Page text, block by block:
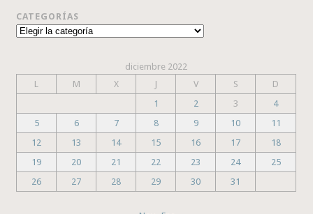
CATEGORÍAS
Categorías
diciembre 2022
L
M X J V S
D
1
2 3
4
5
6 7 8 9 10
11
12
13 14 15 16 17
18
19
20 21 22 23 24
25
26
27 28 29 30 31